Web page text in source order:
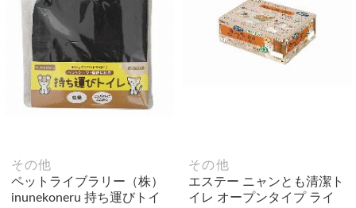
その他
ペットライブラリー（株）
inunekoneru 持ち運びトイ
その他
エステー ニャンとも清潔ト
イレ オープンタイプ ライ